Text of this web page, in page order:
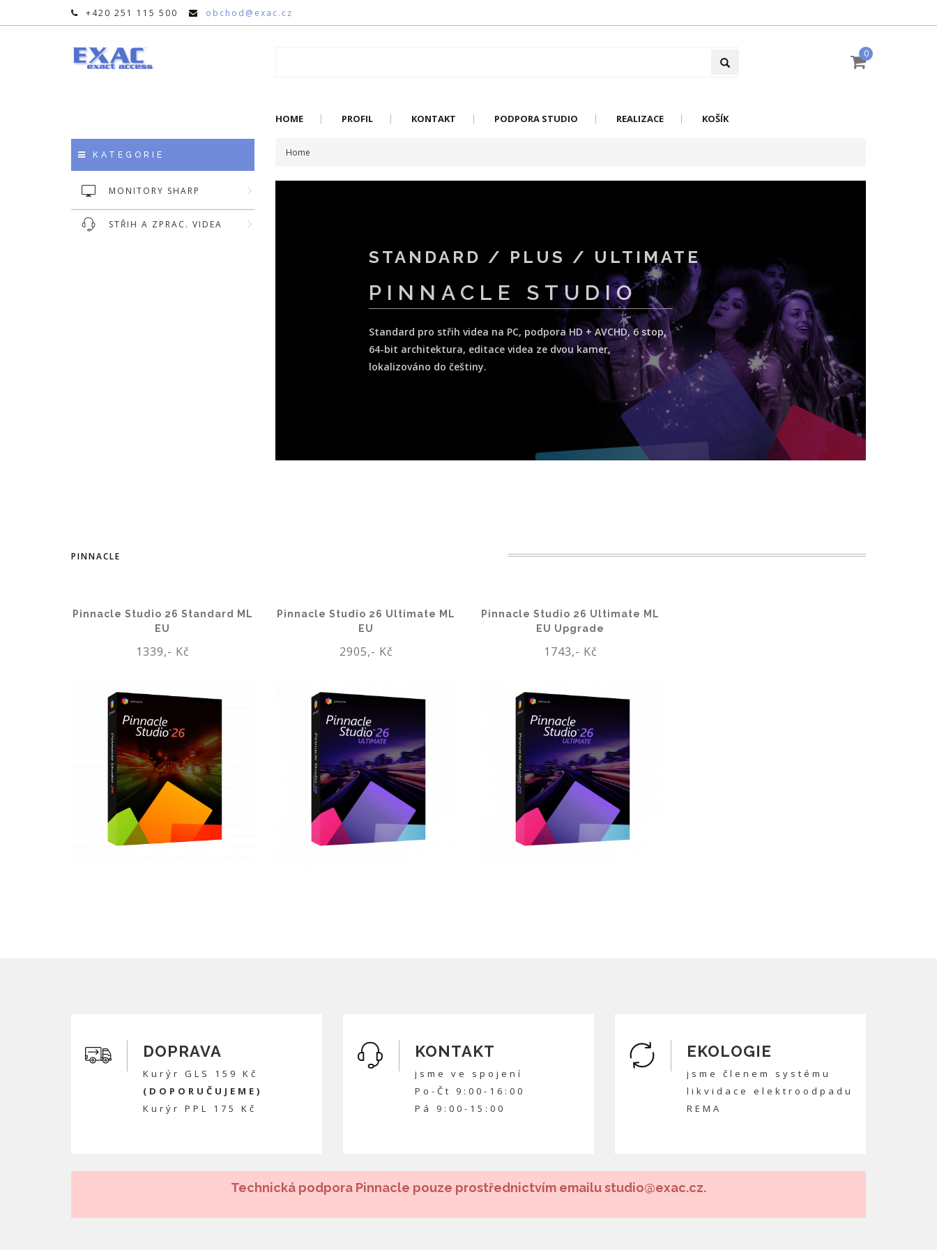
+420 251 115 500 obchod@exac.cz
0
HOME PROFIL KONTAKT PODPORA STUDIO REALIZACE KOŠÍK
KATEGORIE
MONITORY SHARP
STŘIH A ZPRAC. VIDEA
Home
STANDARD / PLUS / ULTIMATE
PINNACLE STUDIO
Standard pro střih videa na PC, podpora HD + AVCHD, 6 stop,
64-bit architektura, editace videa ze dvou kamer,
lokalizováno do češtiny.
PINNACLE
Pinnacle Studio 26 Standard ML
EU
1339,- Kč
Pinnacle Studio 26 Ultimate ML
EU
2905,- Kč
Pinnacle Studio 26 Ultimate ML
EU Upgrade
1743,- Kč
DOPRAVA
Kurýr GLS 159 Kč
(DOPORUČUJEME)
Kurýr PPL 175 Kč
KONTAKT
jsme ve spojení
Po-Čt 9:00-16:00
Pá 9:00-15:00
EKOLOGIE
jsme členem systému
likvidace elektroodpadu
REMA
Technická podpora Pinnacle pouze prostřednictvím emailu studio@exac.cz.